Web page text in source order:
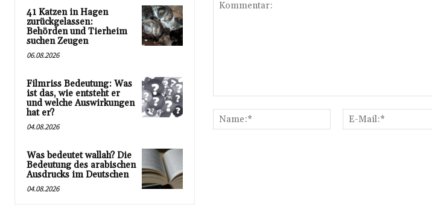
41 Katzen in Hagen
zurückgelassen:
Behörden und Tierheim
suchen Zeugen
06.08.2026
Filmriss Bedeutung: Was
ist das, wie entsteht er
und welche Auswirkungen
hat er?
04.08.2026
Was bedeutet wallah? Die
Bedeutung des arabischen
Ausdrucks im Deutschen
04.08.2026
Name:*